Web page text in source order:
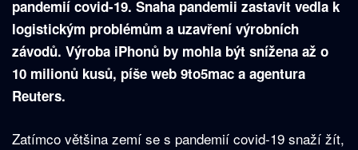
pandemií covid-19. Snaha pandemii zastavit vedla k
logistickým problémům a uzavření výrobních
závodů. Výroba iPhonů by mohla být snížena až o
10 milionů kusů, píše web 9to5mac a agentura
Reuters.
Zatímco většina zemí se s pandemií covid-19 snaží žít,